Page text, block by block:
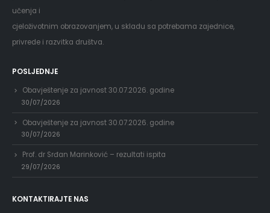
učenja i
cjeloživotnim obrazovanjem, u skladu sa potrebama zajednice,
privrede i razvitka društva.
POSLJEDNJE
Obavještenje za javnost 30.07.2026. godine
30/07/2026
Obavještenje za javnost 30.07.2026. godine
30/07/2026
Prof. dr Srđan Marinković – rezultati ispita
29/07/2026
KONTAKTIRAJTE NAS